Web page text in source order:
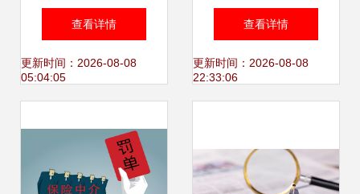
人新规落地 聚焦专
业服务，规范行业
查看详情
更新时间：2026-08-08
05:04:05
淼创新能否打破行
业魔咒？
查看详情
更新时间：2026-08-08
22:33:06